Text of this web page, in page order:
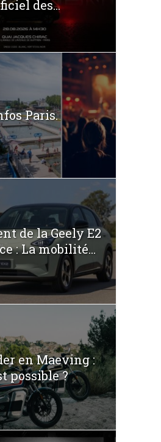
des...
Paris.
de la Geely E2
: La mobilité...
en Maeving :
possible ?